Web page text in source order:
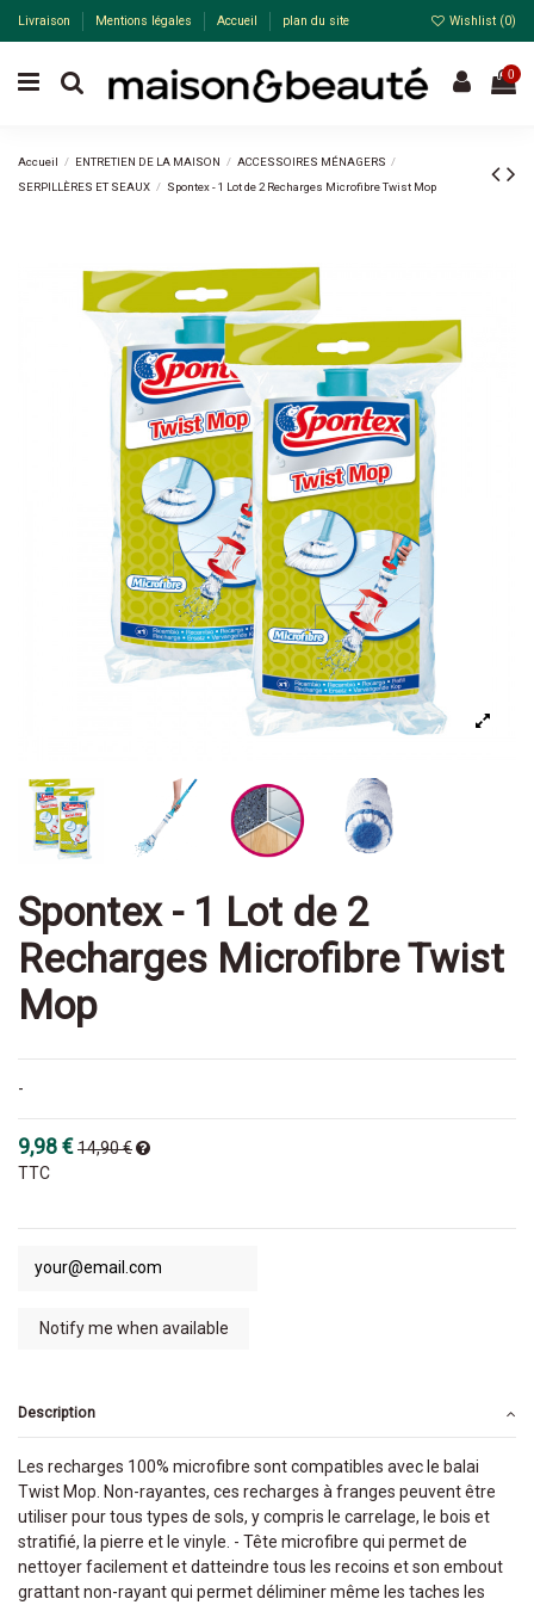
Livraison Mentions légales Accueil plan du site Wishlist (0)
0
Accueil ENTRETIEN DE LA MAISON
ACCESSOIRES MÉNAGERS
SERPILLÈRES ET SEAUX
Spontex - 1 Lot de 2 Recharges Microfibre Twist Mop
Spontex - 1 Lot de 2
Recharges Microfibre Twist
Mop
-
9,98 €14,90 €
TTC
Description
Les recharges 100% microfibre sont compatibles avec le balai
Twist Mop. Non-rayantes, ces recharges à franges peuvent être
utiliser pour tous types de sols, y compris le carrelage, le bois et
stratifié, la pierre et le vinyle. - Tête microfibre qui permet de
nettoyer facilement et datteindre tous les recoins et son embout
grattant non-rayant qui permet déliminer même les taches les